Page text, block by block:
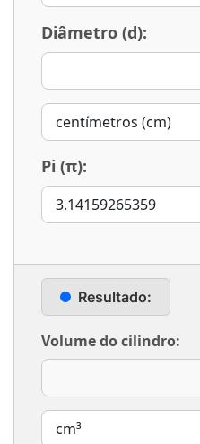
Diâmetro (d):
Pi (π):
Resultado:
Volume do cilindro: